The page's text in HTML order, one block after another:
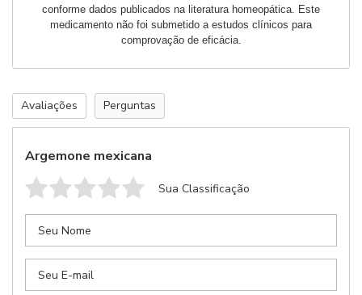
sua receita
Retornaremos seu contato com previsão de entrega
conforme dados publicados na literatura homeopática. Este
medicamento não foi submetido a estudos clínicos para
comprovação de eficácia.
Avaliações Perguntas
Argemone mexicana
Sua Classificação